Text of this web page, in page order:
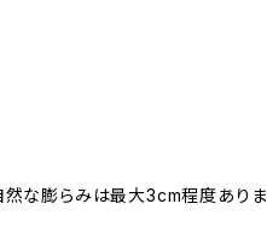
然な膨らみは最大3cm程度ありま